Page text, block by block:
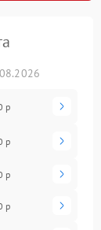
р
р
р
р